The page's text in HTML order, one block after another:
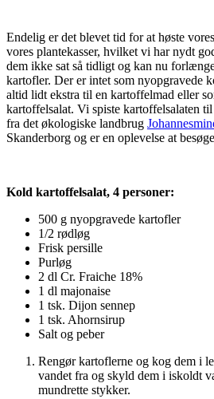
Endelig er det blevet tid for at høste
vores plantekasser, hvilket vi har nydt
dem ikke sat så tidligt og kan nu
kartofler. Der er intet som nyopgravede
altid lidt ekstra til en kartoffelmad eller
kartoffelsalat. Vi spiste kartoffelsalaten
fra det økologiske landbrug
Skanderborg og er en oplevelse at
Kold kartoffelsalat, 4 personer:
500 g nyopgravede kartofler
1/2 rødløg
Frisk persille
Purløg
2 dl Cr. Fraiche 18%
1 dl majonaise
1 tsk. Dijon sennep
1 tsk. Ahornsirup
Salt og peber
Rengør kartoflerne og kog dem i
vandet fra og skyld dem i iskoldt
mundrette stykker.